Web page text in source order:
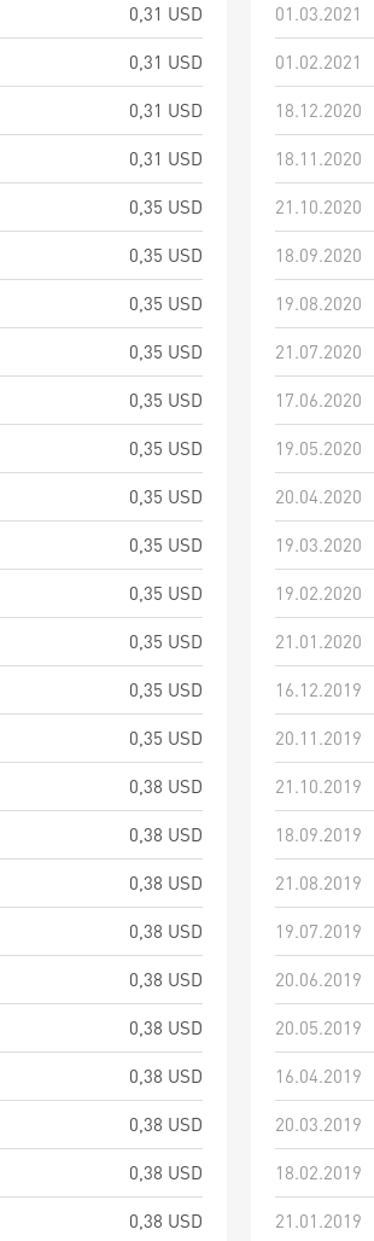
0,31 USD
0,31 USD
0,31 USD
0,31 USD
0,35 USD
0,35 USD
0,35 USD
0,35 USD
0,35 USD
0,35 USD
0,35 USD
0,35 USD
0,35 USD
0,35 USD
0,35 USD
0,35 USD
0,38 USD
0,38 USD
0,38 USD
0,38 USD
0,38 USD
0,38 USD
0,38 USD
0,38 USD
0,38 USD
0,38 USD
01.03.2021
01.02.2021
18.12.2020
18.11.2020
21.10.2020
18.09.2020
19.08.2020
21.07.2020
17.06.2020
19.05.2020
20.04.2020
19.03.2020
19.02.2020
21.01.2020
16.12.2019
20.11.2019
21.10.2019
18.09.2019
21.08.2019
19.07.2019
20.06.2019
20.05.2019
16.04.2019
20.03.2019
18.02.2019
21.01.2019